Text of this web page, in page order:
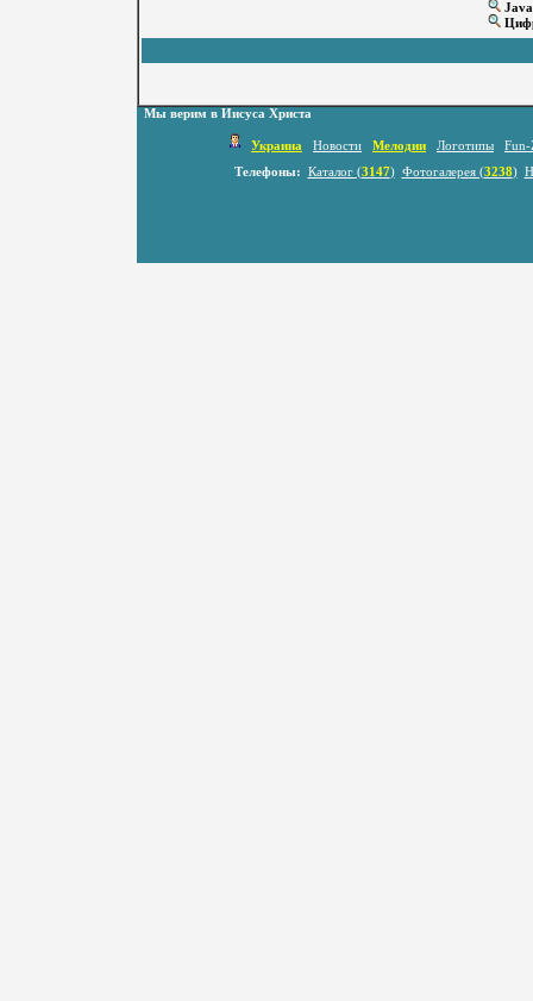
Java
Мы верим в Иисуса Христа
Украина Новости Мелодии Логотипы
Fun-
Телефоны:
Каталог (3147) Фотогалерея (3238)